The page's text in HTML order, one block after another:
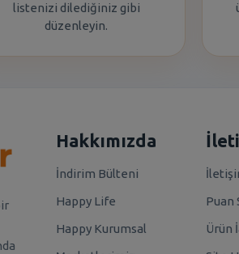
listenizi dilediğiniz gibi
düzenleyin.
Hakkımızda
İndirim Bülteni
Happy Life
Happy Kurumsal
Puan
Ürün